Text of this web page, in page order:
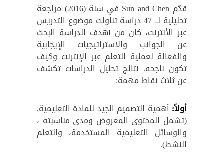
قدّم Sun and Chen في سنة (2016) مراجعة
تحليلية لــ 47 دراسة تناولت موضوع التدريس
عبر الأنترنت، كان من أهدف الدراسة البحث
عن الجوانب والاستراتيجيات الإيجابية
والفعالة لعملية التعلم عبر الإنترنت وكيف
تكون ناجحه. نتائج تحليل الدراسات تكشف
عن ثلاث نقاط مهمة:
أولاً: أهمية التصميم الجيد للمادة التعليمية.
(تشمل المحتوى المعروض ومدى مناسبته ،
والوسائل التعليمية المستخدمة، والتعلم
النشط).